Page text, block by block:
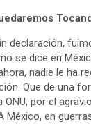
declaración,
se dice en
nadie le ha
Que de una
por el
México, en